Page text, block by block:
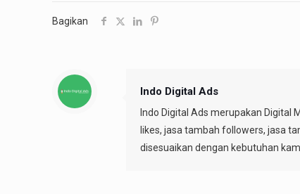
Bagikan
Indo Digital Ads
Indo Digital Ads merupakan Digital
likes, jasa tambah followers, jasa
disesuaikan dengan kebutuhan